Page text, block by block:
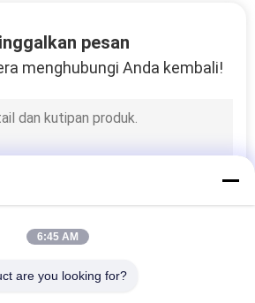
Video LED
Ruangan
pesan
menghubungi Anda kembali!
6:45 AM
are you looking for?